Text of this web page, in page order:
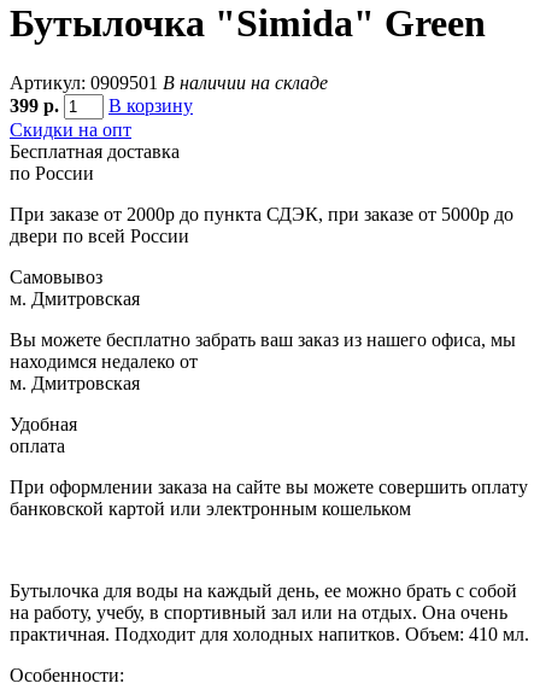
Бутылочка "Simida" Green
Артикул: 0909501 В наличии на складе
399 р.
В корзину
Скидки на опт
Бесплатная доставка
по России
При заказе от 2000р до пункта СДЭК, при заказе от 5000р до
двери по всей России
Самовывоз
м. Дмитровская
Вы можете бесплатно забрать ваш заказ из нашего офиса, мы
находимся недалеко от
м. Дмитровская
Удобная
оплата
При оформлении заказа на сайте вы можете совершить оплату
банковской картой или электронным кошельком
Бутылочка для воды на каждый день, ее можно брать с собой
на работу, учебу, в спортивный зал или на отдых. Она очень
практичная. Подходит для холодных напитков. Объем: 410 мл.
Особенности: